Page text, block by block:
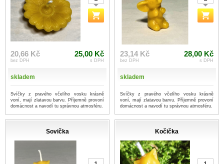
20,66 Kč
bez DPH
25,00 Kč
s DPH
skladem
Svíčky z pravého včelího vosku krásně
voní, mají zlatavou barvu. Příjemně provoní
domácnost a navodí tu správnou atmosféru.
23,14 Kč
bez DPH
28,00 Kč
s DPH
skladem
Svíčky z pravého včelího vosku krásně
voní, mají zlatavou barvu. Příjemně provoní
domácnost a navodí tu správnou atmosféru.
Sovička Kočička